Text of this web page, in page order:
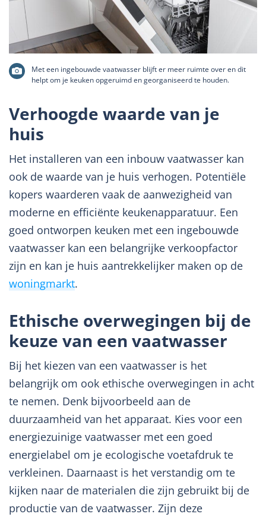
Met een ingebouwde vaatwasser blijft er meer ruimte over en dit
helpt om je keuken opgeruimd en georganiseerd te houden.
Verhoogde waarde van je
huis
Het installeren van een inbouw vaatwasser kan
ook de waarde van je huis verhogen. Potentiële
kopers waarderen vaak de aanwezigheid van
moderne en efficiënte keukenapparatuur. Een
goed ontworpen keuken met een ingebouwde
vaatwasser kan een belangrijke verkoopfactor
zijn en kan je huis aantrekkelijker maken op de
woningmarkt.
Ethische overwegingen bij de
keuze van een vaatwasser
Bij het kiezen van een vaatwasser is het
belangrijk om ook ethische overwegingen in acht
te nemen. Denk bijvoorbeeld aan de
duurzaamheid van het apparaat. Kies voor een
energiezuinige vaatwasser met een goed
energielabel om je ecologische voetafdruk te
verkleinen. Daarnaast is het verstandig om te
kijken naar de materialen die zijn gebruikt bij de
productie van de vaatwasser. Zijn deze